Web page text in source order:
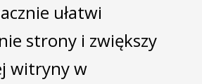
ułatwi
strony i zwiększy
witryny w